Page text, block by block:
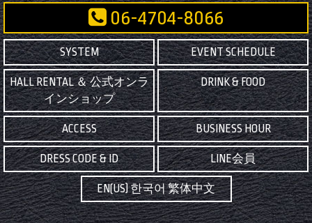
06-4704-8066
SYSTEM EVENT SCHEDULE
HALL RENTAL ＆ 公式オンラ
インショップ
DRINK & FOOD
ACCESS BUSINESS HOUR
DRESS CODE & ID LINE会員
EN(US) 한국어 繁体中文